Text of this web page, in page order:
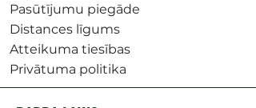
Pasūtījumu piegāde
Distances līgums
Atteikuma tiesības
Privātuma politika